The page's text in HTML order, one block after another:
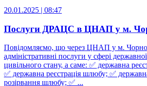
20.01.2025 | 08:47
Послуги ДРАЦС в ЦНАП у м.
Повідомляємо, що через ЦНАП у м.
адміністративні послуги у сфері державної
цивільного стану, а саме: ✅ державна
✅ державна реєстрація шлюбу; ✅
розірвання шлюбу; ✅ ...